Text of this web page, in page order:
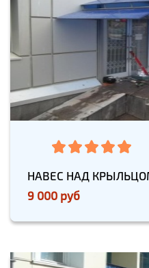
НАВЕС НАД
9 000 руб